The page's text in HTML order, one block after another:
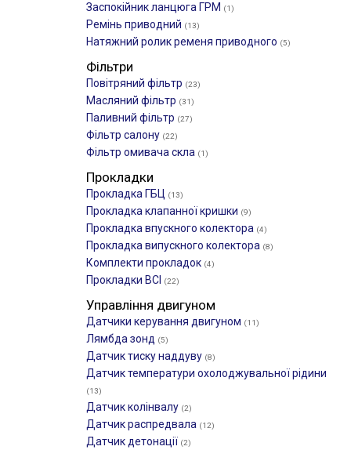
Заспокійник ланцюга ГРМ (1)
Ремінь приводний (13)
Натяжний ролик ременя приводного (5)
Фільтри
Повітряний фільтр (23)
Масляний фільтр (31)
Паливний фільтр (27)
Фільтр салону (22)
Фільтр омивача скла (1)
Прокладки
Прокладка ГБЦ (13)
Прокладка клапанної кришки (9)
Прокладка впускного колектора (4)
Прокладка випускного колектора (8)
Комплекти прокладок (4)
Прокладки ВСІ (22)
Управління двигуном
Датчики керування двигуном (11)
Лямбда зонд (5)
Датчик тиску наддуву (8)
Датчик температури охолоджувальної рідини
(13)
Датчик колінвалу (2)
Датчик распредвала (12)
Датчик детонації (2)